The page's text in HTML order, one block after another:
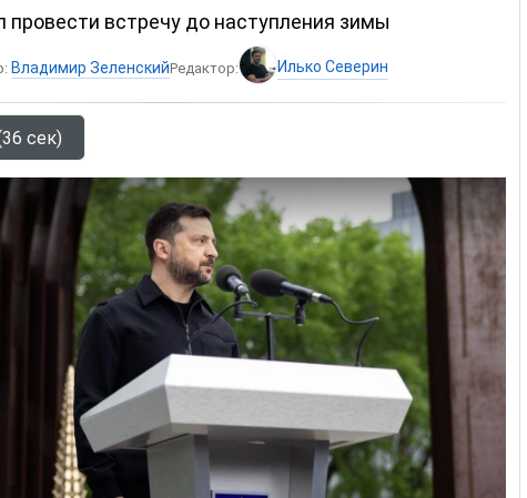
провести встречу до наступления зимы
Владимир ЗеленскийРедактор: Илько Северин
сек)